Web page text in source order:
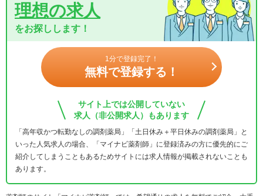
理想の求人
をお探しします！
1分で登録完了！
無料で登録する！
サイト上では公開していない
求人（非公開求人）もあります
「高年収かつ転勤なしの調剤薬局」「土日休み＋平日休みの調剤薬局」と
いった人気求人の場合、「マイナビ薬剤師」に登録済みの方に優先的にご
紹介してしまうこともあるためサイトには求人情報が掲載されないことも
あります。